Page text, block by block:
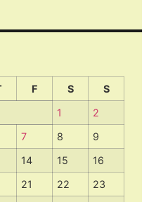
F S
S
1
2
7 8
9
14 15
16
21 22
23